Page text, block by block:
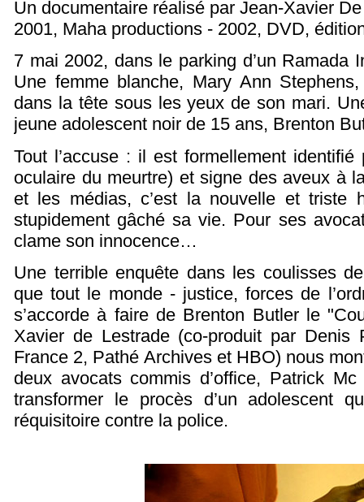
Un documentaire réalisé par Jean-Xavier
2001, Maha productions - 2002, DVD,
7 mai 2002, dans le parking d’un Ramada
Une femme blanche, Mary Ann
dans la tête sous les yeux de son mari.
jeune adolescent noir de 15 ans, Brenton
Tout l’accuse : il est formellement
oculaire du meurtre) et signe des aveux à
et les médias, c’est la nouvelle et triste
stupidement gâché sa vie. Pour ses
clame son innocence…
Une terrible enquête dans les coulisses
que tout le monde - justice, forces de
s’accorde à faire de Brenton Butler le
Xavier de Lestrade (co-produit par Denis
France 2, Pathé Archives et HBO) nous
deux avocats commis d’office, Patrick
transformer le procès d’un adolescent
réquisitoire contre la police.